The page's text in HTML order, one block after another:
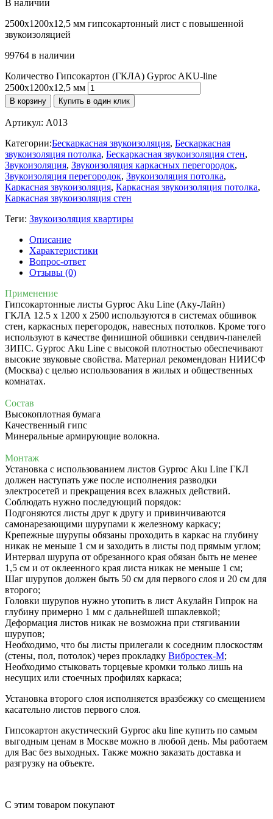
В наличии
2500х1200х12,5 мм гипсокартонный лист с повышенной
звукоизоляцией
99764 в наличии
Количество Гипсокартон (ГКЛА) Gyproc AKU-line
2500х1200х12,5 мм
В корзину Купить в один клик
Артикул: A013
Категории:Бескаркасная звукоизоляция, Бескаркасная
звукоизоляция потолка, Бескаркасная звукоизоляция стен,
Звукоизоляция, Звукоизоляция каркасных перегородок,
Звукоизоляция перегородок, Звукоизоляция потолка,
Каркасная звукоизоляция, Каркасная звукоизоляция потолка,
Каркасная звукоизоляция стен
Теги: Звукоизоляция квартиры
Описание
Характеристики
Вопрос-ответ
Отзывы (0)
Применение
Гипсокартонные листы Gyproc Aku Line (Аку-Лайн)
ГКЛА 12.5 х 1200 х 2500 используются в системах обшивок
стен, каркасных перегородок, навесных потолков. Кроме того
используют в качестве финишной обшивки сендвич-панелей
ЗИПС. Gyproc Aku Line с высокой плотностью обеспечивают
высокие звуковые свойства. Материал рекомендован НИИСФ
(Москва) с целью использования в жилых и общественных
комнатах.
Состав
Высокоплотная бумага
Качественный гипс
Минеральные армирующие волокна.
Монтаж
Установка с использованием листов Gyproc Aku Line ГКЛ
должен наступать уже после исполнения разводки
электросетей и прекращения всех влажных действий.
Соблюдать нужно последующий порядок:
Подгоняются листы друг к другу и привинчиваются
самонарезающими шурупами к железному каркасу;
Крепежные шурупы обязаны проходить в каркас на глубину
никак не меньше 1 см и заходить в листы под прямым углом;
Интервал шурупа от обрезанного края обязан быть не менее
1,5 см и от оклеенного края листа никак не меньше 1 см;
Шаг шурупов должен быть 50 см для первого слоя и 20 см для
второго;
Головки шурупов нужно утопить в лист Акулайн Гипрок на
глубину примерно 1 мм с дальнейшей шпаклевкой;
Деформация листов никак не возможна при стягивании
шурупов;
Необходимо, что бы листы прилегали к соседним плоскостям
(стены, пол, потолок) через прокладку Вибростек-М;
Необходимо стыковать торцевые кромки только лишь на
несущих или стоечных профилях каркаса;
Установка второго слоя исполняется вразбежку со смещением
касательно листов первого слоя.
Гипсокартон акустический Gyproc aku line купить по самым
выгодным ценам в Москве можно в любой день. Мы работаем
для Вас без выходных. Также можно заказать доставка и
разгрузку на объекте.
C этим товаром покупают